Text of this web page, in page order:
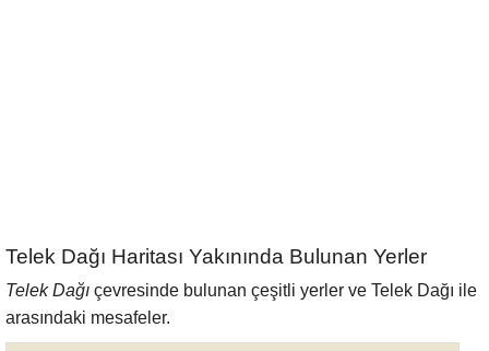
Telek Dağı Haritası Yakınında Bulunan Yerler
Telek Dağı çevresinde bulunan çeşitli yerler ve Telek Dağı ile
arasındaki mesafeler.